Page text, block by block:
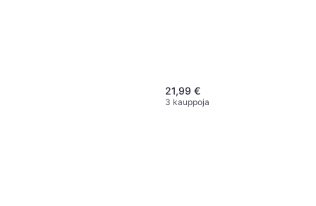
21,99 €
3 kauppoja